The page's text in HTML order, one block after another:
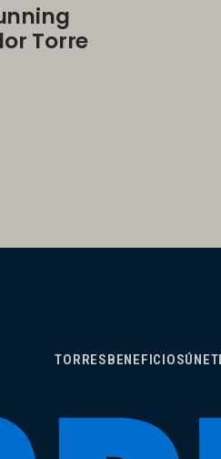
Torre
TORRESBENEFICIOS